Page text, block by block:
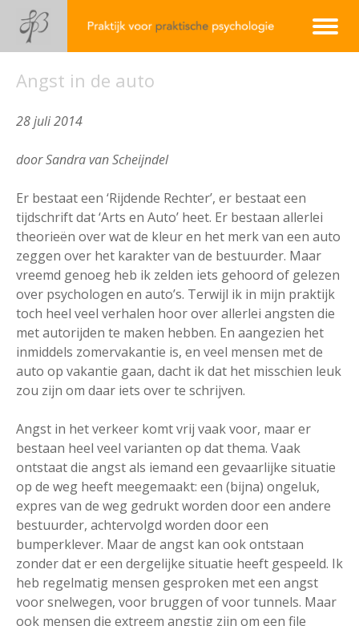
Angst in de auto
28 juli 2014
door Sandra van Scheijndel
Er bestaat een ‘Rijdende Rechter’, er bestaat een
tijdschrift dat ‘Arts en Auto’ heet. Er bestaan allerlei
theorieën over wat de kleur en het merk van een auto
zeggen over het karakter van de bestuurder. Maar
vreemd genoeg heb ik zelden iets gehoord of gelezen
over psychologen en auto’s. Terwijl ik in mijn praktijk
toch heel veel verhalen hoor over allerlei angsten die
met autorijden te maken hebben. En aangezien het
inmiddels zomervakantie is, en veel mensen met de
auto op vakantie gaan, dacht ik dat het misschien leuk
zou zijn om daar iets over te schrijven.
Angst in het verkeer komt vrij vaak voor, maar er
bestaan heel veel varianten op dat thema. Vaak
ontstaat die angst als iemand een gevaarlijke situatie
op de weg heeft meegemaakt: een (bijna) ongeluk,
expres van de weg gedrukt worden door een andere
bestuurder, achtervolgd worden door een
bumperklever. Maar de angst kan ook ontstaan
zonder dat er een dergelijke situatie heeft gespeeld. Ik
heb regelmatig mensen gesproken met een angst
voor snelwegen, voor bruggen of voor tunnels. Maar
ook mensen die extreem angstig zijn om een file